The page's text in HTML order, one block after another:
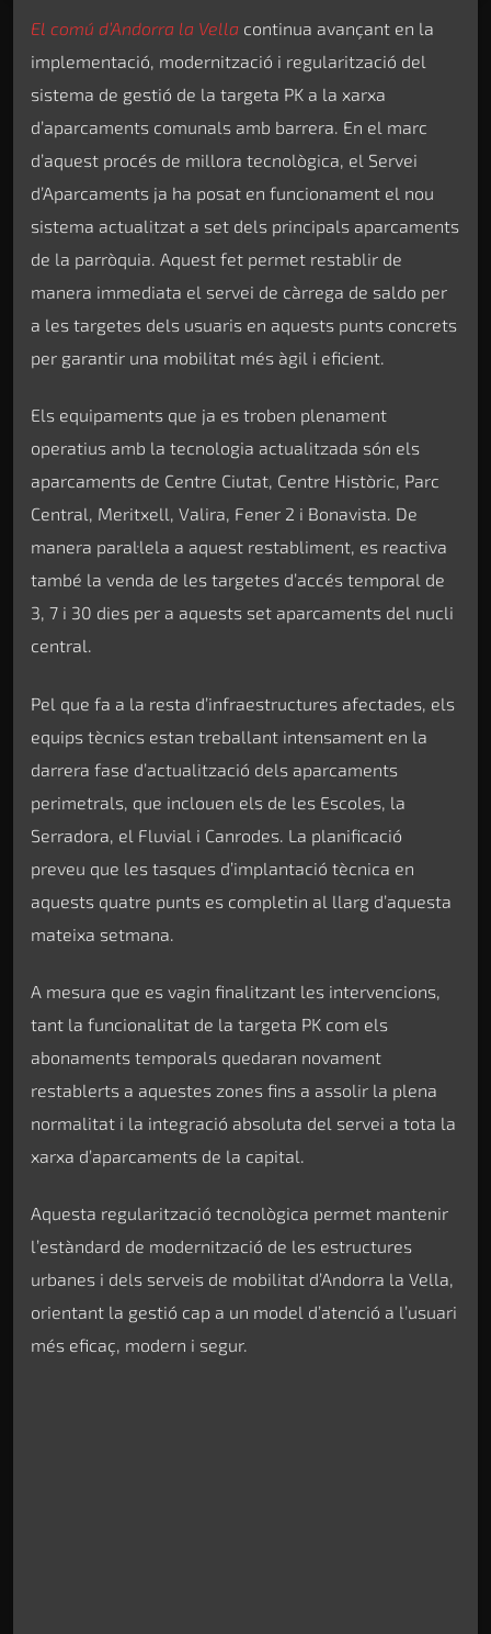
El comú d’Andorra la Vella continua avançant en la
implementació, modernització i regularització del
sistema de gestió de la targeta PK a la xarxa
d’aparcaments comunals amb barrera. En el marc
d’aquest procés de millora tecnològica, el Servei
d’Aparcaments ja ha posat en funcionament el nou
sistema actualitzat a set dels principals aparcaments
de la parròquia. Aquest fet permet restablir de
manera immediata el servei de càrrega de saldo per
a les targetes dels usuaris en aquests punts concrets
per garantir una mobilitat més àgil i eficient.
Els equipaments que ja es troben plenament
operatius amb la tecnologia actualitzada són els
aparcaments de Centre Ciutat, Centre Històric, Parc
Central, Meritxell, Valira, Fener 2 i Bonavista. De
manera paral·lela a aquest restabliment, es reactiva
també la venda de les targetes d’accés temporal de
3, 7 i 30 dies per a aquests set aparcaments del nucli
central.
Pel que fa a la resta d’infraestructures afectades, els
equips tècnics estan treballant intensament en la
darrera fase d’actualització dels aparcaments
perimetrals, que inclouen els de les Escoles, la
Serradora, el Fluvial i Canrodes. La planificació
preveu que les tasques d’implantació tècnica en
aquests quatre punts es completin al llarg d’aquesta
mateixa setmana.
A mesura que es vagin finalitzant les intervencions,
tant la funcionalitat de la targeta PK com els
abonaments temporals quedaran novament
restablerts a aquestes zones fins a assolir la plena
normalitat i la integració absoluta del servei a tota la
xarxa d’aparcaments de la capital.
Aquesta regularització tecnològica permet mantenir
l’estàndard de modernització de les estructures
urbanes i dels serveis de mobilitat d’Andorra la Vella,
orientant la gestió cap a un model d’atenció a l’usuari
més eficaç, modern i segur.